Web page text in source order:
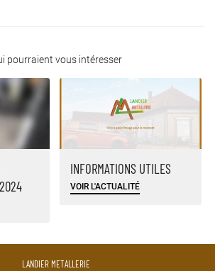
RESTEZ
Inscription
pourraient vous intéresser
INFORMATIONS UTILES
VOIR L'ACTUALITÉ
LANDIER METALLERIE